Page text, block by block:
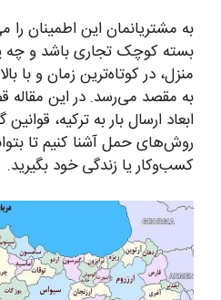
به مشتریانمان این اطمینان
بسته کوچک تجاری باشد و چه
منزل، در کوتاه‌ترین زمان و با
به مقصد می‌رسد. در این مقاله
ابعاد ارسال بار به ترکیه،
روش‌های حمل آشنا کنیم تا
کسب‌وکار یا زندگی خود بگیرید.